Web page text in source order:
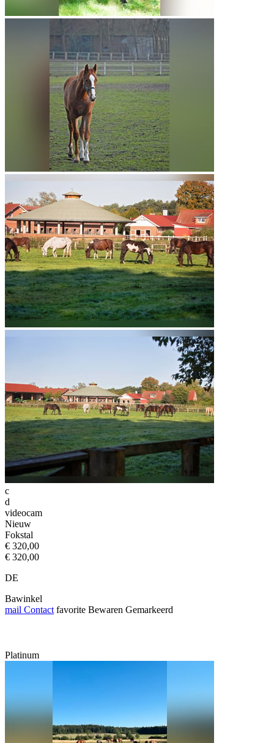
c
d
videocam
Nieuw
Fokstal
€ 320,00
€ 320,00
DE
Bawinkel
mail Contact favorite Bewaren Gemarkeerd
Platinum